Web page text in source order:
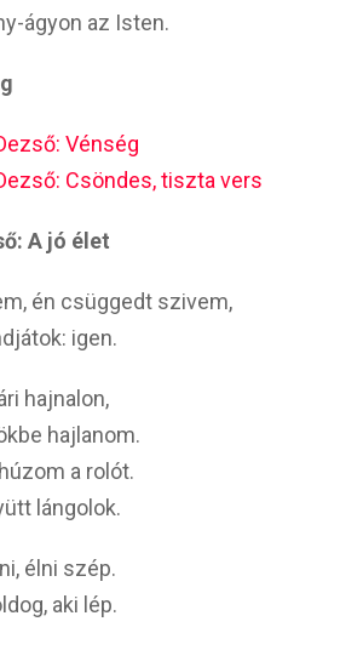
ágyon az Isten.
Vénség
Csöndes, tiszta vers
A jó élet
én csüggedt szivem,
igen.
hajnalon,
hajlanom.
a rolót.
lángolok.
élni szép.
aki lép.